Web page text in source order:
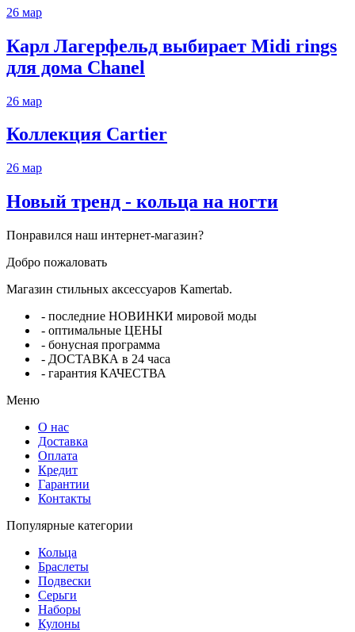
26 мар
Карл Лагерфельд выбирает Midi rings
для дома Chanel
26 мар
Коллекция Cartier
26 мар
Новый тренд - кольца на ногти
Понравился наш интернет-магазин?
Добро пожаловать
Магазин стильных аксессуаров Kamertab.
- последние НОВИНКИ мировой моды
- оптимальные ЦЕНЫ
- бонусная программа
- ДОСТАВКА в 24 часа
- гарантия КАЧЕСТВА
Меню
О нас
Доставка
Оплата
Кредит
Гарантии
Контакты
Популярные категории
Кольца
Браслеты
Подвески
Серьги
Наборы
Кулоны